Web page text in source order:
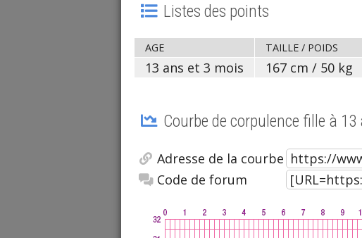
Listes des points
AGE TAILLE / POIDS
13 ans et 3 mois 167 cm / 50 kg
Courbe de corpulence fille à
Adresse de la courbe
Code de forum